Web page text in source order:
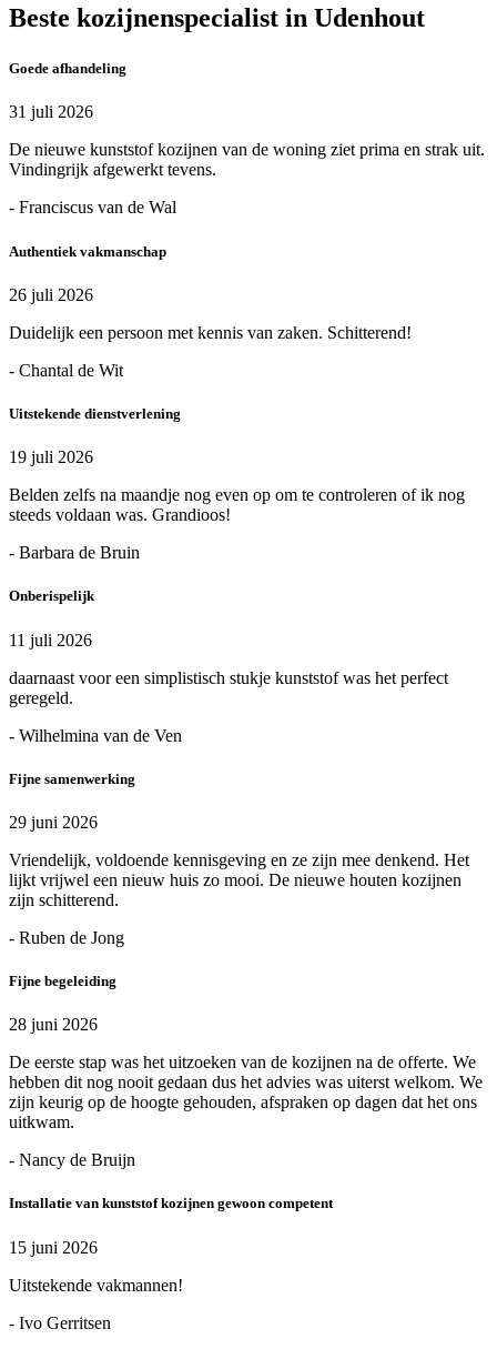
Beste kozijnenspecialist in Udenhout
Goede afhandeling
31 juli 2026
De nieuwe kunststof kozijnen van de woning ziet prima en strak uit.
Vindingrijk afgewerkt tevens.
- Franciscus van de Wal
Authentiek vakmanschap
26 juli 2026
Duidelijk een persoon met kennis van zaken. Schitterend!
- Chantal de Wit
Uitstekende dienstverlening
19 juli 2026
Belden zelfs na maandje nog even op om te controleren of ik nog
steeds voldaan was. Grandioos!
- Barbara de Bruin
Onberispelijk
11 juli 2026
daarnaast voor een simplistisch stukje kunststof was het perfect
geregeld.
- Wilhelmina van de Ven
Fijne samenwerking
29 juni 2026
Vriendelijk, voldoende kennisgeving en ze zijn mee denkend. Het
lijkt vrijwel een nieuw huis zo mooi. De nieuwe houten kozijnen
zijn schitterend.
- Ruben de Jong
Fijne begeleiding
28 juni 2026
De eerste stap was het uitzoeken van de kozijnen na de offerte. We
hebben dit nog nooit gedaan dus het advies was uiterst welkom. We
zijn keurig op de hoogte gehouden, afspraken op dagen dat het ons
uitkwam.
- Nancy de Bruijn
Installatie van kunststof kozijnen gewoon competent
15 juni 2026
Uitstekende vakmannen!
- Ivo Gerritsen